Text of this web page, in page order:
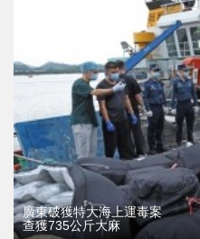
廣東破獲特大海上運毒案
查獲735公斤大麻